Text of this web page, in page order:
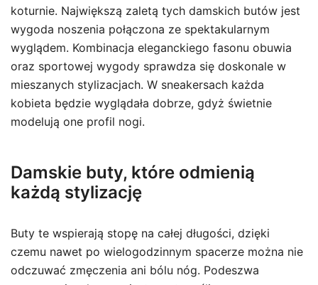
koturnie. Największą zaletą tych damskich butów jest
wygoda noszenia połączona ze spektakularnym
wyglądem. Kombinacja eleganckiego fasonu obuwia
oraz sportowej wygody sprawdza się doskonale w
mieszanych stylizacjach. W sneakersach każda
kobieta będzie wyglądała dobrze, gdyż świetnie
modelują one profil nogi.
Damskie buty, które odmienią
każdą stylizację
Buty te wspierają stopę na całej długości, dzięki
czemu nawet po wielogodzinnym spacerze można nie
odczuwać zmęczenia ani bólu nóg. Podeszwa